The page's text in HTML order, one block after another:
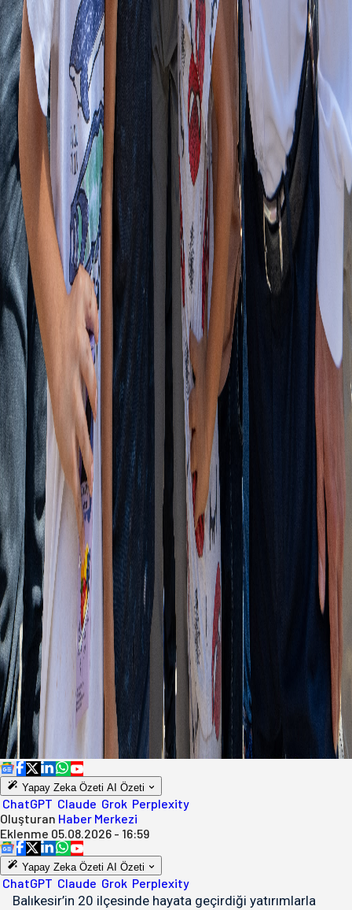
Yapay Zeka Özeti AI Özeti
ChatGPT Claude Grok Perplexity
Oluşturan Haber Merkezi
Eklenme 05.08.2026 - 16:59
Yapay Zeka Özeti AI Özeti
ChatGPT Claude Grok Perplexity
Balıkesir’in 20 ilçesinde hayata geçirdiği yatırımlarla